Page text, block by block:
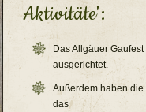
Aktivitäte':
Das Allgäuer
ausgerichtet.
Außerdem haben
das